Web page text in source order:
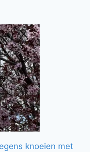
knoeien met